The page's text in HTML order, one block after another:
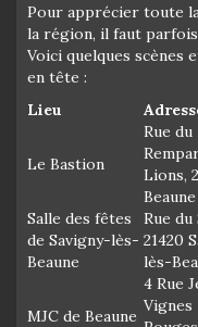
Pour apprécier toute
la région, il faut
Voici quelques scènes
en tête :
Lieu
Le Bastion
Rue du
Lions,
Beaune
Salle des fêtes
de Savigny-lès-
Beaune
Rue du
21420
lès-
MJC de Beaune
4 Rue
Vignes